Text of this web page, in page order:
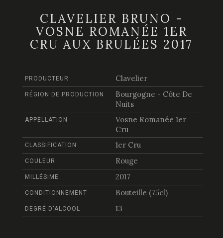
CLAVELIER BRUNO -
VOSNE ROMANÉE 1ER
CRU AUX BRULÉES 2017
PRODUCTEUR Clavelier
RÉGION DE PRODUCTION
Bourgogne - Côte De
Nuits
APPELLATION
Vosne Romanée 1er
Cru
CLASSIFICATION 1er Cru
COULEUR Rouge
MILLÉSIME 2017
CONDITIONNEMENT Bouteille (75cl)
DEGRÉ D'ALCOOL 13